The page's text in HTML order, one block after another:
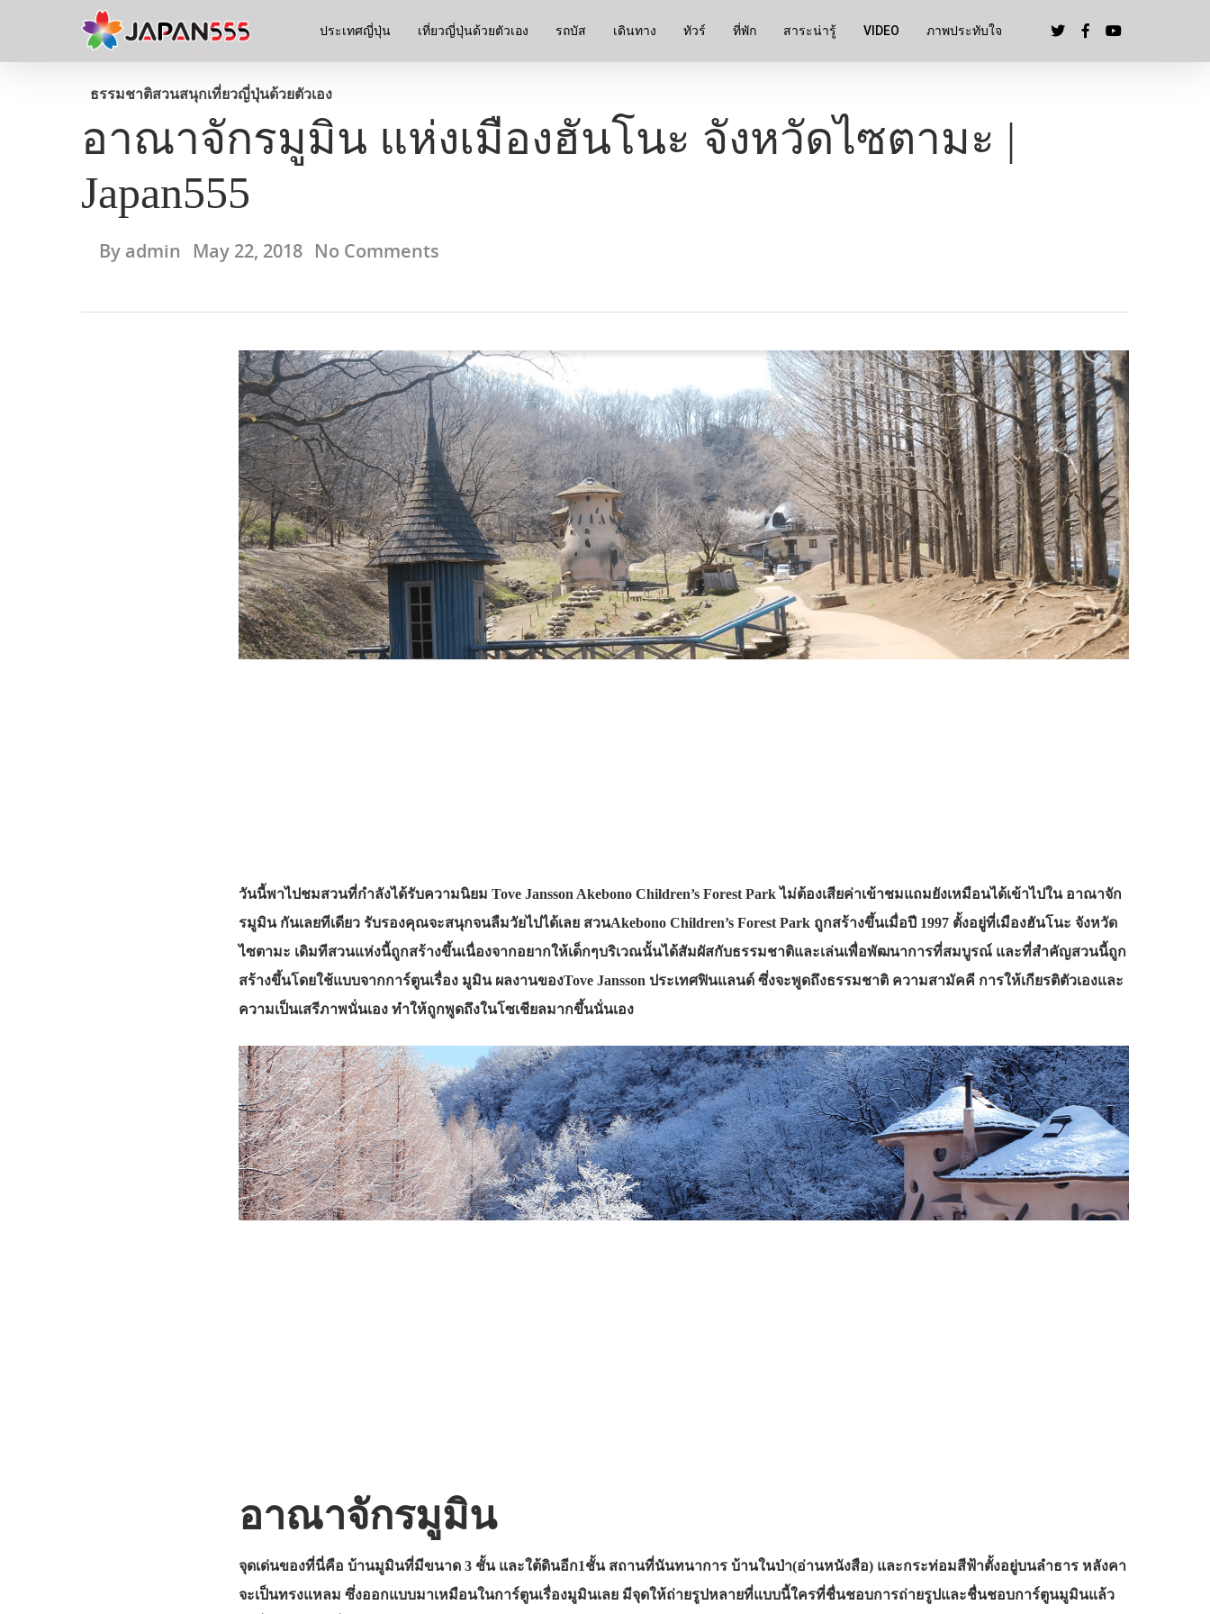
ประเทศญี่ปุ่น เที่ยวญี่ปุ่นด้วยตัวเอง รถบัส เดินทาง ทัวร์ ที่พัก สาระน่ารู้ VIDEO ภาพประทับใจ
ธรรมชาติสวนสนุกเที่ยวญี่ปุ่นด้วยตัวเอง
อาณาจักรมูมิน แห่งเมืองฮันโนะ จังหวัดไซตามะ |
Japan555
By admin May 22, 2018 No Comments
วันนี้พาไปชมสวนที่กำลังได้รับความนิยม Tove Jansson Akebono Children’s Forest Park ไม่ต้องเสียค่าเข้าชมแถมยังเหมือนได้เข้าไปใน อาณาจัก
รมูมิน กันเลยทีเดียว รับรองคุณจะสนุกจนลืมวัยไปได้เลย สวนAkebono Children’s Forest Park ถูกสร้างขึ้นเมื่อปี 1997 ตั้งอยู่ที่เมืองฮันโนะ จังหวัด
ไซตามะ เดิมทีสวนแห่งนี้ถูกสร้างขึ้นเนื่องจากอยากให้เด็กๆบริเวณนั้นได้สัมผัสกับธรรมชาติและเล่นเพื่อพัฒนาการที่สมบูรณ์ และที่สำคัญสวนนี้ถูก
สร้างขึ้นโดยใช้แบบจากการ์ตูนเรื่อง มูมิน ผลงานของTove Jansson ประเทศฟินแลนด์ ซึ่งจะพูดถึงธรรมชาติ ความสามัคคี การให้เกียรติตัวเองและ
ความเป็นเสรีภาพนั่นเอง ทำให้ถูกพูดถึงในโซเชียลมากขึ้นนั่นเอง
อาณาจักรมูมิน
จุดเด่นของที่นี่คือ บ้านมูมินที่มีขนาด 3 ชั้น และใต้ดินอีก1ชั้น สถานที่นันทนาการ บ้านในป่า(อ่านหนังสือ) และกระท่อมสีฟ้าตั้งอยู่บนลำธาร หลังคา
จะเป็นทรงแหลม ซึ่งออกแบบมาเหมือนในการ์ตูนเรื่องมูมินเลย มีจุดให้ถ่ายรูปหลายที่แบบนี้ใครที่ชื่นชอบการถ่ายรูปและชื่นชอบการ์ตูนมูมินแล้ว